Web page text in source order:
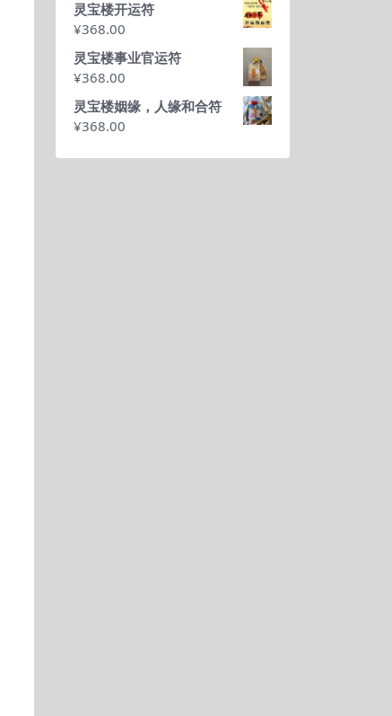
灵宝楼开运符
¥368.00
灵宝楼事业官运符
¥368.00
灵宝楼姻缘，人缘和合符
¥368.00